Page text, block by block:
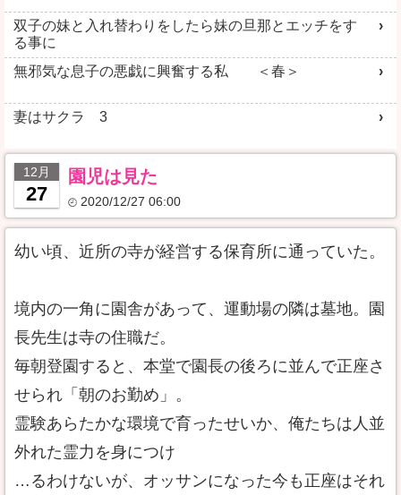
双子の妹と入れ替わりをしたら妹の旦那とエッチをす
る事に
無邪気な息子の悪戯に興奮する私 ＜春＞
妻はサクラ 3
12月
27
園児は見た
2020/12/27 06:00
幼い頃、近所の寺が経営する保育所に通っていた。
境内の一角に園舎があって、運動場の隣は墓地。園
長先生は寺の住職だ。
毎朝登園すると、本堂で園長の後ろに並んで正座さ
せられ「朝のお勤め」。
霊験あらたかな環境で育ったせいか、俺たちは人並
外れた霊力を身につけ
…るわけないが、オッサンになった今も正座はそれ